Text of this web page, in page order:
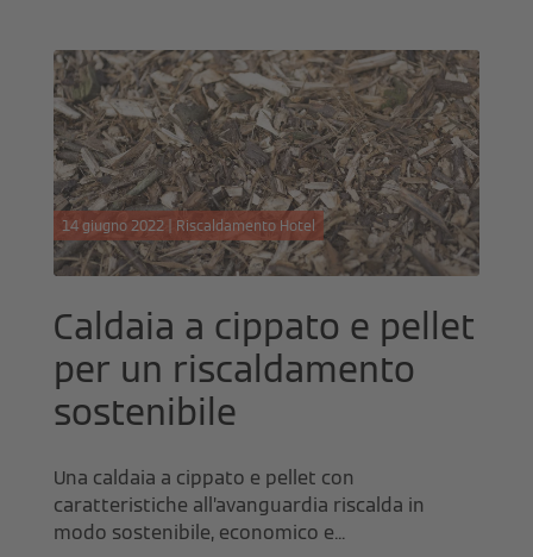
14 giugno 2022 | Riscaldamento Hotel
Caldaia a cippato e pellet
per un riscaldamento
sostenibile
Una caldaia a cippato e pellet con
caratteristiche all’avanguardia riscalda in
modo sostenibile, economico e...